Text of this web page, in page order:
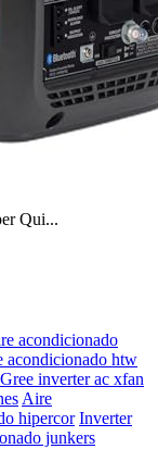
Qui...
acondicionado
acondicionado htw
Gree inverter ac xfan
Aire
hipercor Inverter
junkers